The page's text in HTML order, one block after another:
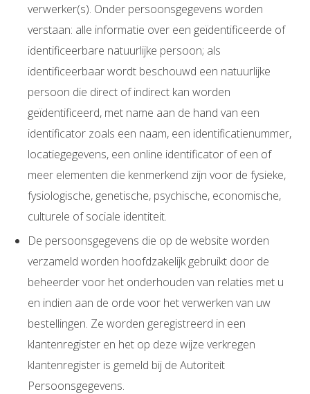
verwerker(s). Onder persoonsgegevens worden
verstaan: alle informatie over een geïdentificeerde of
identificeerbare natuurlijke persoon; als
identificeerbaar wordt beschouwd een natuurlijke
persoon die direct of indirect kan worden
geïdentificeerd, met name aan de hand van een
identificator zoals een naam, een identificatienummer,
locatiegegevens, een online identificator of een of
meer elementen die kenmerkend zijn voor de fysieke,
fysiologische, genetische, psychische, economische,
culturele of sociale identiteit.
De persoonsgegevens die op de website worden
verzameld worden hoofdzakelijk gebruikt door de
beheerder voor het onderhouden van relaties met u
en indien aan de orde voor het verwerken van uw
bestellingen. Ze worden geregistreerd in een
klantenregister en het op deze wijze verkregen
klantenregister is gemeld bij de Autoriteit
Persoonsgegevens.